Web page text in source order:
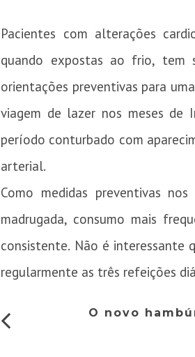
Pacientes com alterações
quando expostas ao frio, tem
orientações preventivas para
viagem de lazer nos meses de
período conturbado com
arterial.
Como medidas preventivas
madrugada, consumo mais
consistente. Não é interessante
regularmente as três refeições
O novo